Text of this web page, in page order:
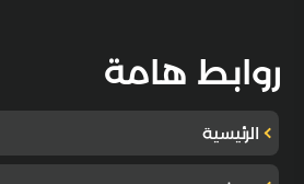
روابط هامة
الرئيسية